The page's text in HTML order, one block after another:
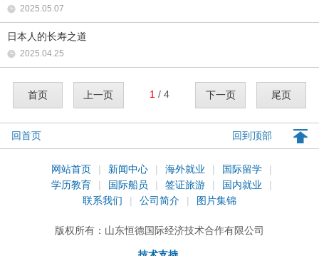
2025.05.07
日本人的长寿之道
2025.04.25
首页 上一页 1 / 4 下一页 尾页
回首页 回到顶部
网站首页 | 新闻中心 | 海外就业 | 国际留学
|
学历教育
| 国际船员 | 签证旅游 | 国内就业
|
联系我们
| 公司简介 | 图片集锦
版权所有： 山东恒德国际经济技术合作有限公司